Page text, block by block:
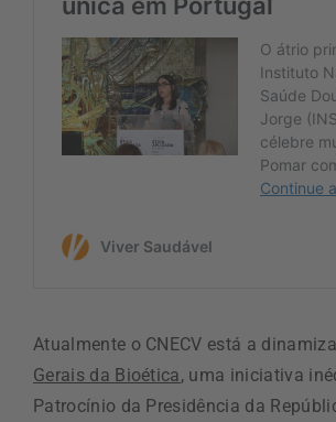
Atualmente o CNECV está a
Gerais da Bioética, uma iniciativa
Patrocínio da Presidência da